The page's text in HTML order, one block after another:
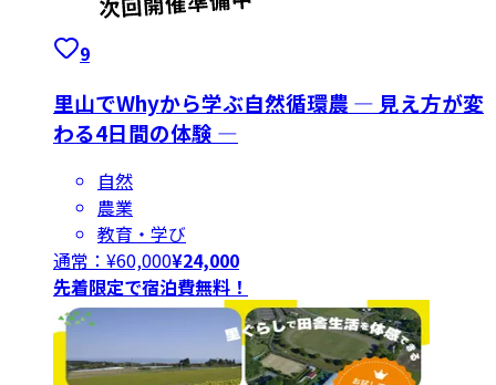
9
里山でWhyから学ぶ自然循環農 ― 見え方が変
わる4日間の体験 ―
自然
農業
教育・学び
通常：¥60,000¥24,000
先着限定で宿泊費無料！